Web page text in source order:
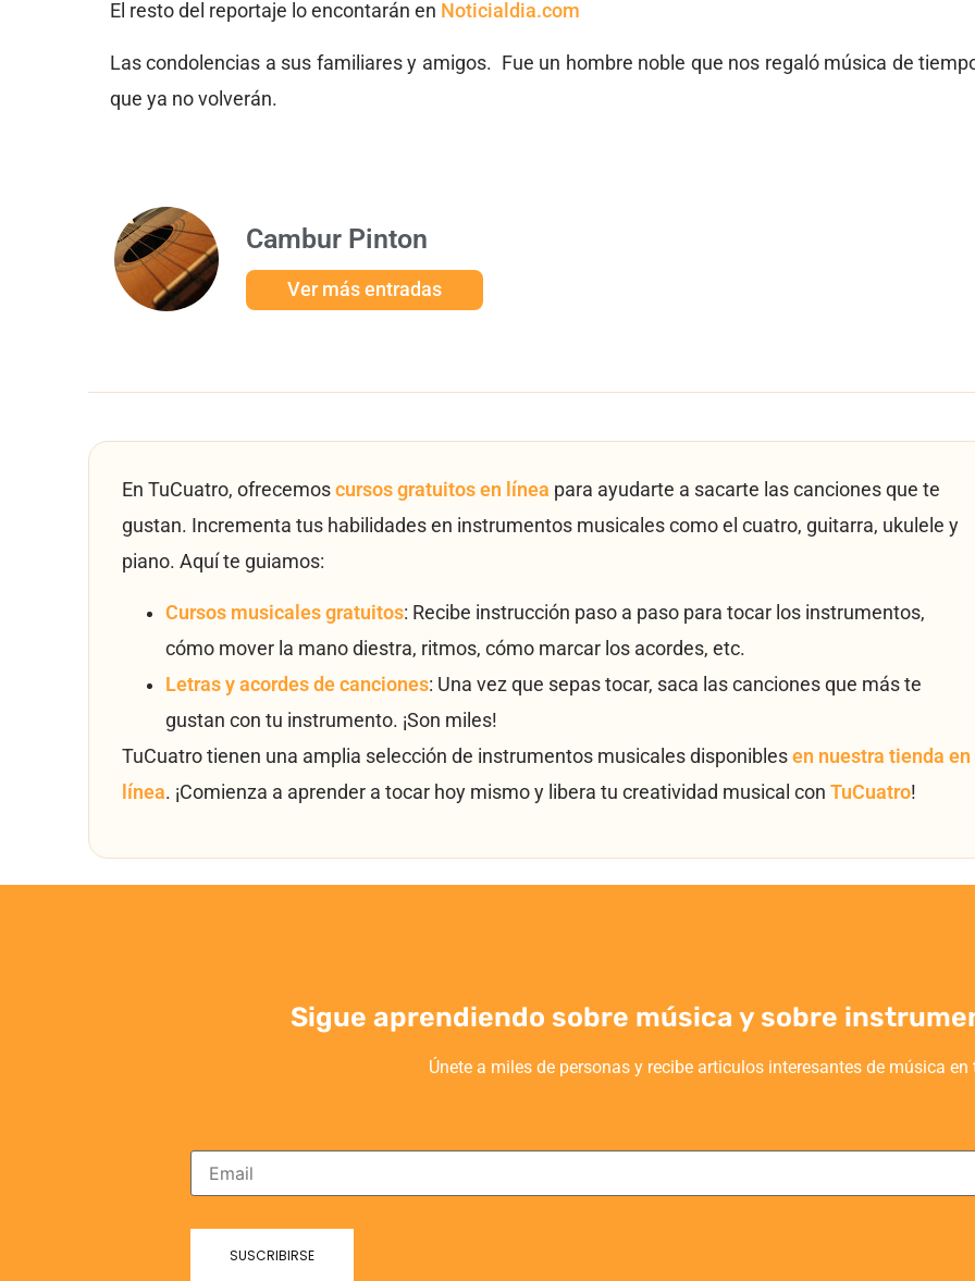
El resto del reportaje lo encontarán en Noticialdia.com
Las condolencias a sus familiares y amigos. Fue un hombre noble que nos regaló música de
que ya no volverán.
Cambur Pinton
Ver más entradas
En TuCuatro, ofrecemos cursos gratuitos en línea para ayudarte a sacarte las canciones que te
gustan. Incrementa tus habilidades en instrumentos musicales como el cuatro, guitarra, ukulele y
piano. Aquí te guiamos:
Cursos musicales gratuitos: Recibe instrucción paso a paso para tocar los instrumentos,
cómo mover la mano diestra, ritmos, cómo marcar los acordes, etc.
Letras y acordes de canciones: Una vez que sepas tocar, saca las canciones que más te
gustan con tu instrumento. ¡Son miles!
TuCuatro tienen una amplia selección de instrumentos musicales disponibles en nuestra tienda en
línea. ¡Comienza a aprender a tocar hoy mismo y libera tu creatividad musical con TuCuatro!
Sigue aprendiendo sobre música y sobre
Únete a miles de personas y recibe articulos interesantes de música en